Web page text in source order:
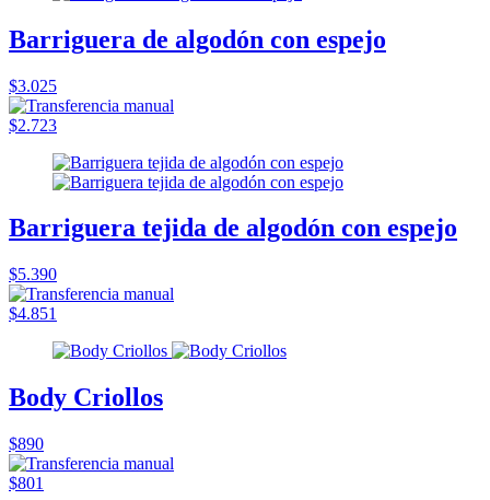
Barriguera de algodón con espejo
$3.025
$2.723
Barriguera tejida de algodón con espejo
$5.390
$4.851
Body Criollos
$890
$801